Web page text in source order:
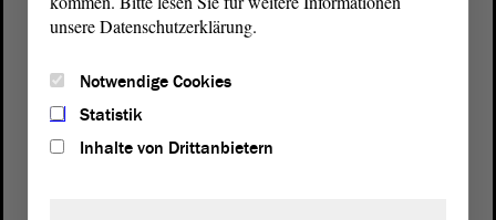
unsere Datenschutzerklärung.
Notwendige Cookies
Statistik
Inhalte von Drittanbietern